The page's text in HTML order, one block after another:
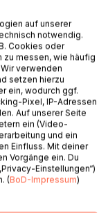
aus dem
werden oder
Künstlich
von leblosen
echt
und von meinem
selbst den
und den
Ich werde
(Yoga-)
auf unserer
notwendig.
Cookies oder
zu messen, wie häufig
verwenden
setzen hierzu
ein, wodurch ggf.
Pixel, IP-Adressen
Auf unserer Seite
ein (Video-
und ein
Einfluss. Mit deiner
Vorgänge ein. Du
Einstellungen“)
(BoD-Impressum)